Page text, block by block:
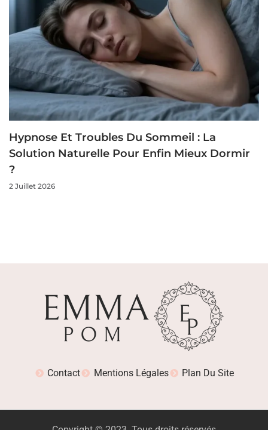
Hypnose Et Troubles Du Sommeil : La
Solution Naturelle Pour Enfin Mieux Dormir
?
2 Juillet 2026
Contact Mentions Légales Plan Du Site